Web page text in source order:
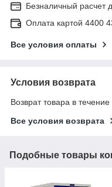
Безналичный
Оплата картой 4400
Все условия оплаты
Условия возврата
Возврат товара в
Все условия возврата
Подобные товары